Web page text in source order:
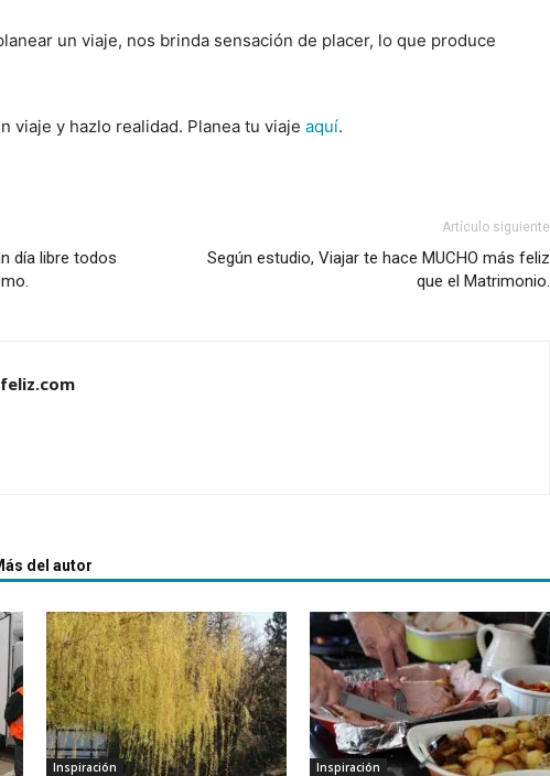
un viaje, nos brinda sensación de placer, lo que produce
viaje y hazlo realidad. Planea tu viaje aquí.
día libre todos
Artículo siguiente
Según estudio, Viajar te hace MUCHO más feliz
que el Matrimonio.
del autor
Inspiración Inspiración